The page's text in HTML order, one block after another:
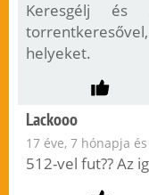
Keresgélj és
helyeket.
Lackooo
17 éve, 7 hónapja
512-vel fut?? Az